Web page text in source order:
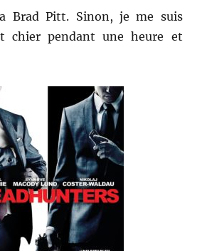
Brad Pitt. Sinon, je me suis
chier pendant une heure et